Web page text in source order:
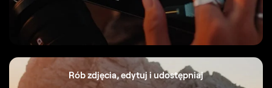
Rób zdjęcia, edytuj i udostępniaj